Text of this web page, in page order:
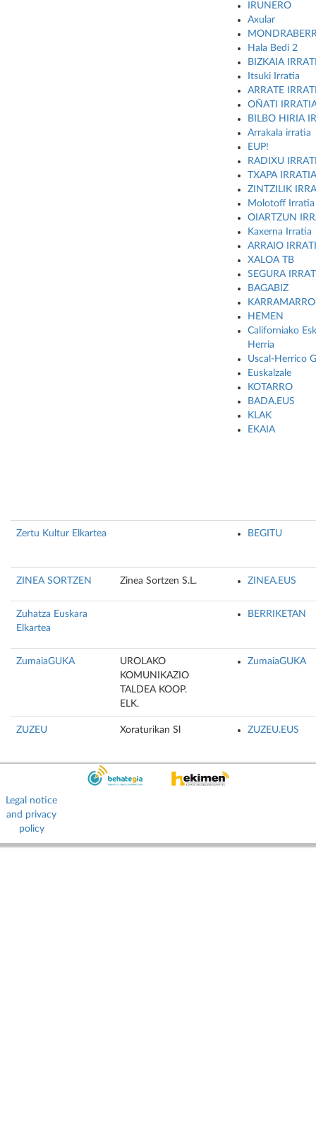
IRUNERO
Axular
Hala Bedi 2
BIZKAIA
Itsuki Irratia
ARRATE
OÑATI
BILBO HIRIA
Arrakala irratia
EUP!
RADIXU
TXAPA IRRATIA
ZINTZILIK
Molotoff Irratia
OIARTZUN
Kaxerna Irratia
ARRAIO
XALOA TB
SEGURA
BAGABIZ
KARRAMARRO
HEMEN
Californiako
Herria
Uscal-Herrico
Euskalzale
KOTARRO
BADA.EUS
KLAK
EKAIA
Zertu Kultur Elkartea BEGITU
ZINEA SORTZEN Zinea Sortzen S.L. ZINEA.EUS
Zuhatza Euskara
Elkartea
BERRIKETAN
ZumaiaGUKA
UROLAKO
KOMUNIKAZIO
TALDEA KOOP.
ELK.
ZumaiaGUKA
ZUZEU Xoraturikan Sl ZUZEU.EUS
Legal notice
and privacy
policy